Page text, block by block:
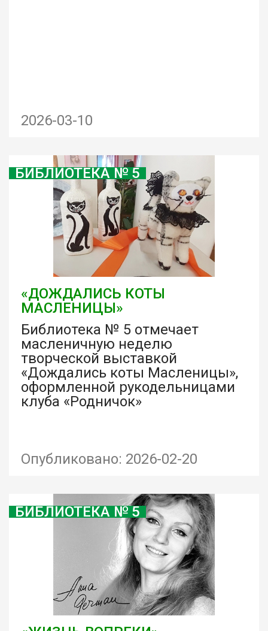
2026-03-10
БИБЛИОТЕКА № 5
«ДОЖДАЛИСЬ КОТЫ
МАСЛЕНИЦЫ»
Библиотека № 5 отмечает
масленичную неделю
творческой выставкой
«Дождались коты Масленицы»,
оформленной рукодельницами
клуба «Родничок»
Опубликовано: 2026-02-20
БИБЛИОТЕКА № 5